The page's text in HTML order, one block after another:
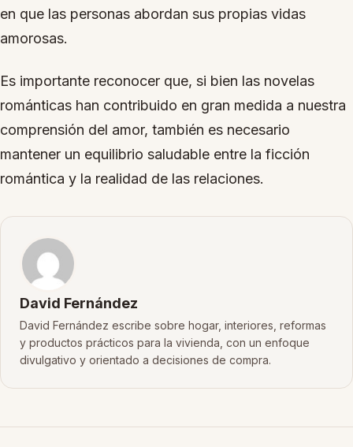
en que las personas abordan sus propias vidas
amorosas.
Es importante reconocer que, si bien las novelas
románticas han contribuido en gran medida a nuestra
comprensión del amor, también es necesario
mantener un equilibrio saludable entre la ficción
romántica y la realidad de las relaciones.
David Fernández
David Fernández escribe sobre hogar, interiores, reformas
y productos prácticos para la vivienda, con un enfoque
divulgativo y orientado a decisiones de compra.